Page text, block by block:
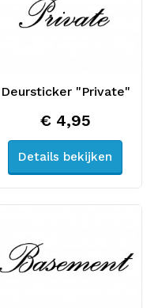
Deursticker "Private"
€ 4,95
Details bekijken